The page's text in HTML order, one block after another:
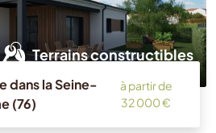
Terrains constructibles
dans la Seine-
(76)
à partir de
32 000 €